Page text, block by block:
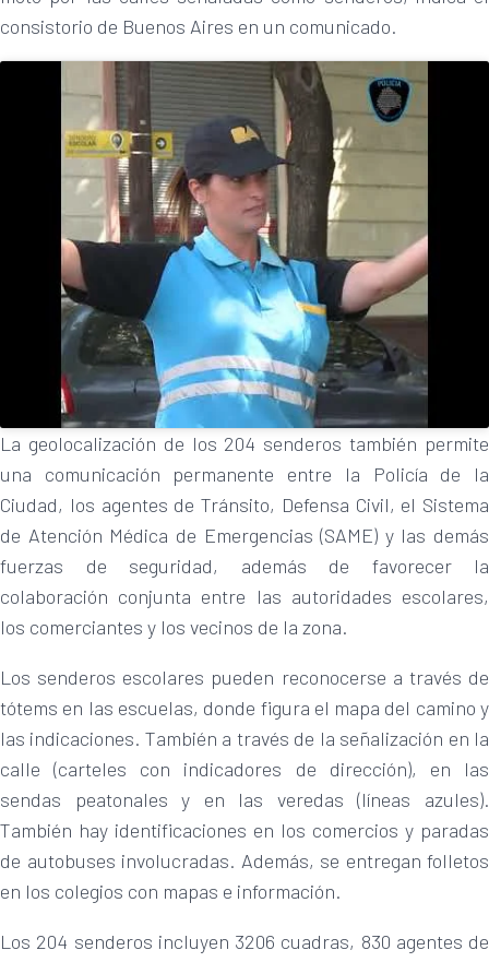
consistorio de Buenos Aires en un comunicado.
La geolocalización de los 204 senderos también permite
una comunicación permanente entre la Policía de la
Ciudad, los agentes de Tránsito, Defensa Civil, el Sistema
de Atención Médica de Emergencias (SAME) y las demás
fuerzas de seguridad, además de favorecer la
colaboración conjunta entre las autoridades escolares,
los comerciantes y los vecinos de la zona.
Los senderos escolares pueden reconocerse a través de
tótems en las escuelas, donde figura el mapa del camino y
las indicaciones. También a través de la señalización en la
calle (carteles con indicadores de dirección), en las
sendas peatonales y en las veredas (líneas azules).
También hay identificaciones en los comercios y paradas
de autobuses involucradas. Además, se entregan folletos
en los colegios con mapas e información.
Los 204 senderos incluyen 3206 cuadras, 830 agentes de